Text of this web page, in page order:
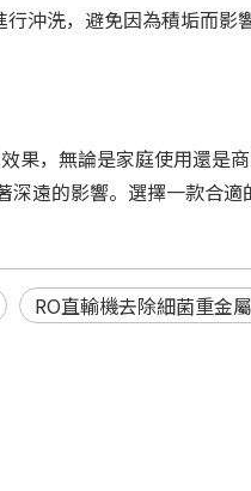
沖洗，避免因為積垢而
果，無論是家庭使用還是
遠的影響。選擇一款合適
RO直輸機去除細菌重金屬